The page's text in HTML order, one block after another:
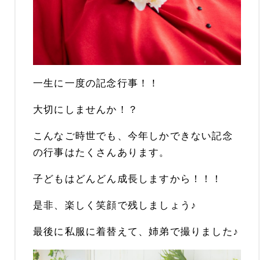
一生に一度の記念行事！！
大切にしませんか！？
こんなご時世でも、今年しかできない記念
の行事はたくさんあります。
子どもはどんどん成長しますから！！！
是非、楽しく笑顔で残しましょう♪
最後に私服に着替えて、姉弟で撮りました♪